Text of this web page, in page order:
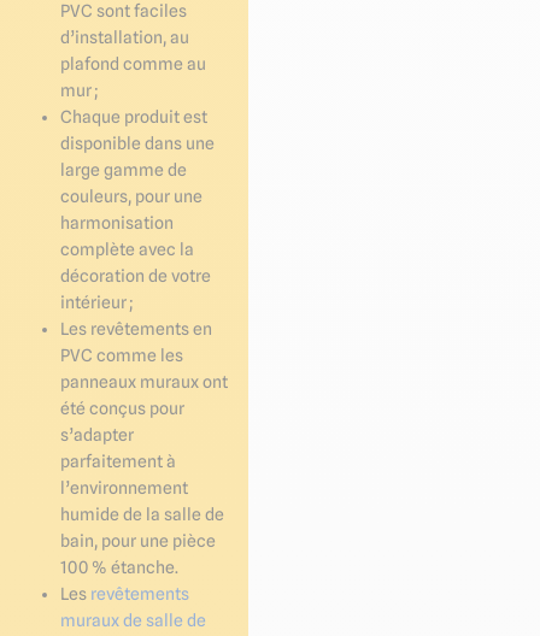
PVC sont faciles
d’installation, au
plafond comme au
mur ;
Chaque produit est
disponible dans une
large gamme de
couleurs, pour une
harmonisation
complète avec la
décoration de votre
intérieur ;
Les revêtements en
PVC comme les
panneaux muraux ont
été conçus pour
s’adapter
parfaitement à
l’environnement
humide de la salle de
bain, pour une pièce
100 % étanche.
Les revêtements
muraux de salle de